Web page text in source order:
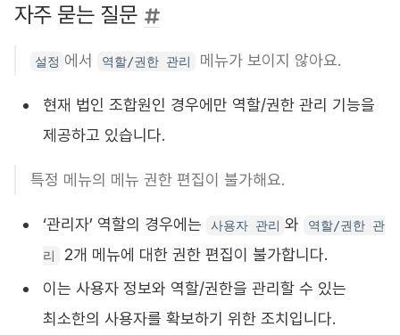
자주 묻는 질문
설정 에서 역할/권한 관리 메뉴가 보이지 않아요.
현재 법인 조합원인 경우에만 역할/권한 관리 기능을
제공하고 있습니다.
특정 메뉴의 메뉴 권한 편집이 불가해요.
‘관리자’ 역할의 경우에는 사용자 관리 와 역할/권한 관
리
2개 메뉴에 대한 권한 편집이 불가합니다.
이는 사용자 정보와 역할/권한을 관리할 수 있는
최소한의 사용자를 확보하기 위한 조치입니다.